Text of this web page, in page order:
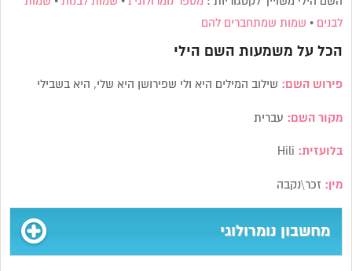
לבנים • שמות שמתחברים להם
הכל על משמעות השם הילי
פירוש השם: שילוב המילים היא ולי שפירושן היא שלי, היא בשבילי
מקור השם: עברית
בלועזית:
מין: זכר\נקבה
מחשבון נומרולוגי